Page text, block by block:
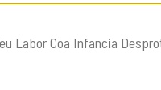
Labor Coa Infancia